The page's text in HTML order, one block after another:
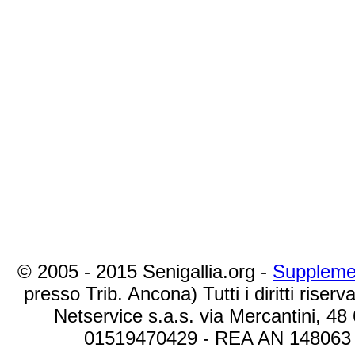
© 2005 - 2015 Senigallia.org -
presso Trib. Ancona) Tutti i diritti
Netservice s.a.s. via Mercantini,
01519470429 - REA AN